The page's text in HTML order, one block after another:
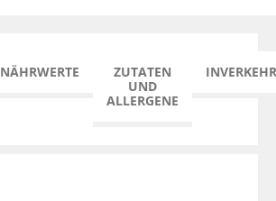
NÄHRWERTE
ZUTATEN
UND
ALLERGENE